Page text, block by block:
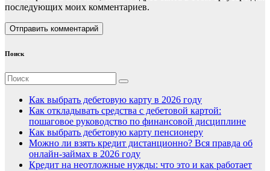
последующих моих комментариев.
Поиск
Как выбрать дебетовую карту в 2026 году
Как откладывать средства с дебетовой картой:
пошаговое руководство по финансовой дисциплине
Как выбрать дебетовую карту пенсионеру
Можно ли взять кредит дистанционно? Вся правда об
онлайн-займах в 2026 году
Кредит на неотложные нужды: что это и как работает